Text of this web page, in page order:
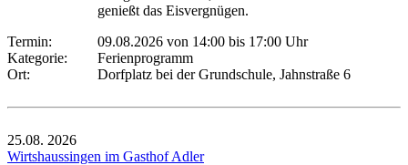
genießt das Eisvergnügen.
Termin:
09.08.2026 von 14:00 bis 17:00 Uhr
Kategorie:
Ferienprogramm
Ort:
Dorfplatz bei der Grundschule, Jahnstraße 6
25.08. 2026
Wirtshaussingen im Gasthof Adler